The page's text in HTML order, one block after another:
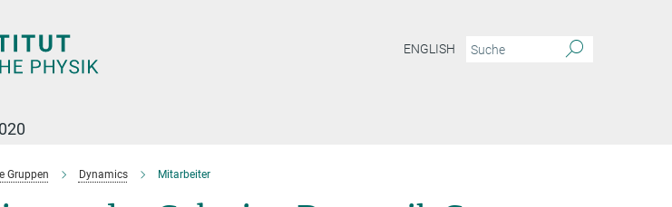
ENGLISH
Gruppen Dynamics Mitarbeiter